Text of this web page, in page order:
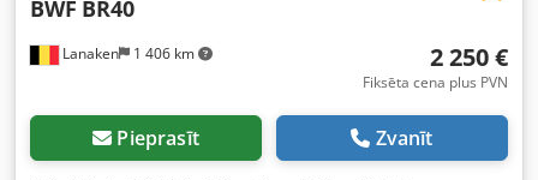
Lanaken 1 406 km
BWF BR40
2 250 €
Fiksēta cena plus PVN
Pieprasīt Zvanīt